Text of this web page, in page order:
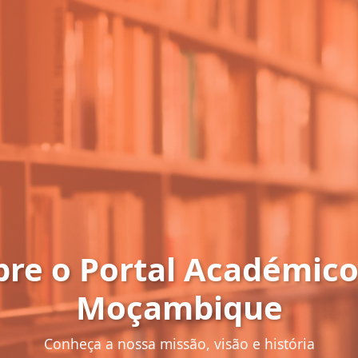
o Portal
Moçambique
Conheça a nossa missão, visão e história